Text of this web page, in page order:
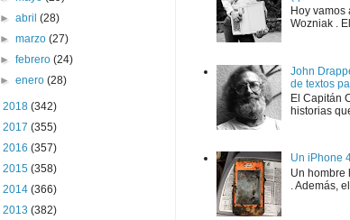
Hoy
Wozniak .
John
de textos
El Capitán
historias
Un iPhone
Un hombre
. Además,
►abril(28)
►marzo(27)
►febrero(24)
►enero(28)
2018 (342)
2017 (355)
2016 (357)
2015 (358)
2014 (366)
2013 (382)